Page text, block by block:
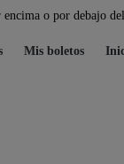
encima o por debajo
Mis boletos